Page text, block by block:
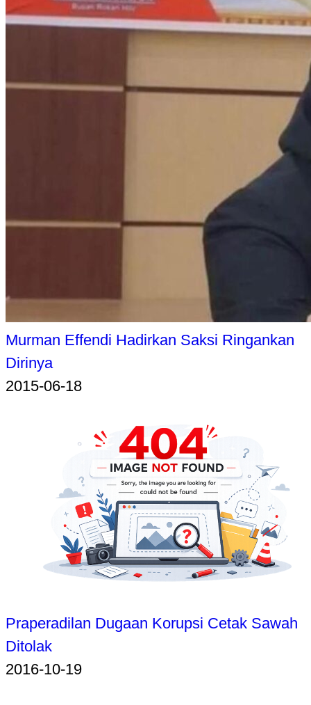
Murman Effendi Hadirkan Saksi Ringankan
Dirinya
2015-06-18
Praperadilan Dugaan Korupsi Cetak Sawah
Ditolak
2016-10-19